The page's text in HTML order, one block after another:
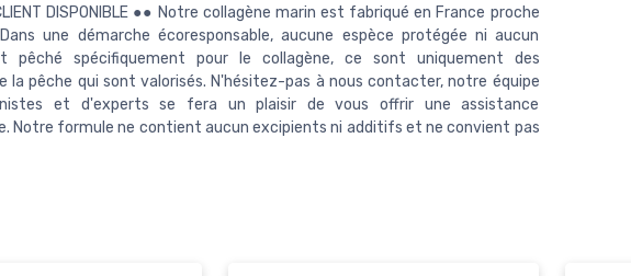
DISPONIBLE ●● Notre collagène marin est fabriqué en France proche
une démarche écoresponsable, aucune espèce protégée ni aucun
pêché spécifiquement pour le collagène, ce sont uniquement des
la pêche qui sont valorisés. N'hésitez-pas à nous contacter, notre équipe
et d'experts se fera un plaisir de vous offrir une assistance
Notre formule ne contient aucun excipients ni additifs et ne convient pas